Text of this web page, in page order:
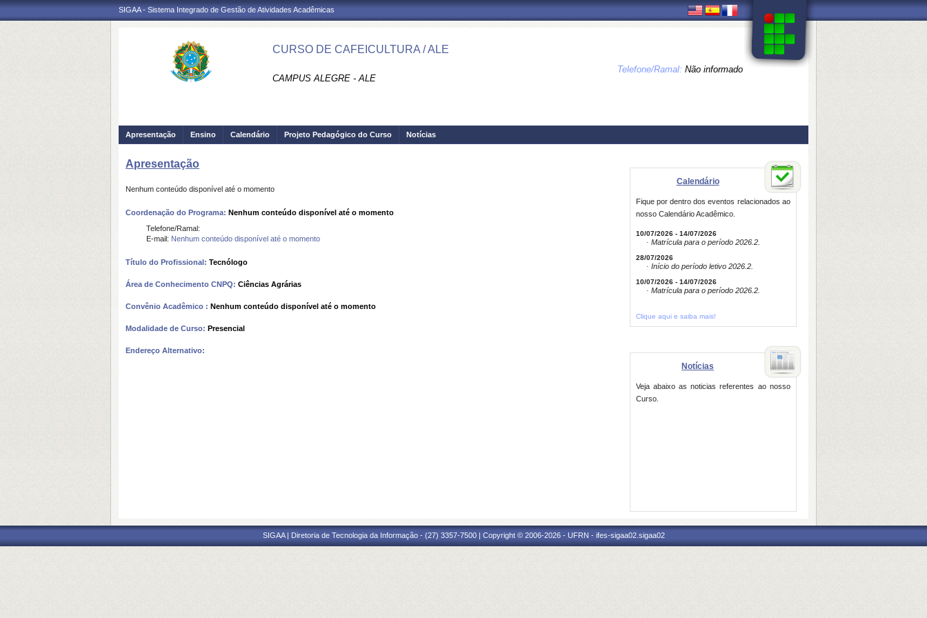
SIGAA - Sistema Integrado de Gestão de Atividades Acadêmicas
CURSO DE CAFEICULTURA / ALE
CAMPUS ALEGRE - ALE
Telefone/Ramal: Não informado
Apresentação Ensino Calendário Projeto Pedagógico do Curso Notícias
Apresentação
Nenhum conteúdo disponível até o momento
Coordenação do Programa: Nenhum conteúdo disponível até o momento
Telefone/Ramal:
E-mail: Nenhum conteúdo disponível até o momento
Título do Profissional: Tecnólogo
Área de Conhecimento CNPQ: Ciências Agrárias
Convênio Acadêmico : Nenhum conteúdo disponível até o momento
Modalidade de Curso: Presencial
Endereço Alternativo:
Calendário
Fique por dentro dos eventos relacionados ao
nosso Calendário Acadêmico.
10/07/2026 - 14/07/2026
· Matrícula para o período 2026.2.
28/07/2026
· Início do período letivo 2026.2.
10/07/2026 - 14/07/2026
· Matrícula para o período 2026.2.
Clique aqui e saiba mais!
Notícias
Veja abaixo as noticias referentes ao nosso
Curso.
SIGAA | Diretoria de Tecnologia da Informação - (27) 3357-7500 | Copyright © 2006-2026 - UFRN - ifes-sigaa02.sigaa02